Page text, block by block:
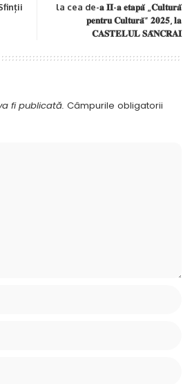
la cea de-𝐚 𝐈𝐈-𝐚 𝐞𝐭𝐚𝐩𝐚̆ „𝐂𝐮𝐥𝐭𝐮𝐫𝐚̆
𝐩𝐞𝐧𝐭𝐫𝐮 𝐂𝐮𝐥𝐭𝐮𝐫𝐚̆” 𝟐𝟎𝟐𝟓, 𝐥𝐚
𝐂𝐀𝐒𝐓𝐄𝐋𝐔𝐋 𝐒𝐀̂𝐍𝐂𝐑𝐀𝐈
fi publicată. Câmpurile obligatorii